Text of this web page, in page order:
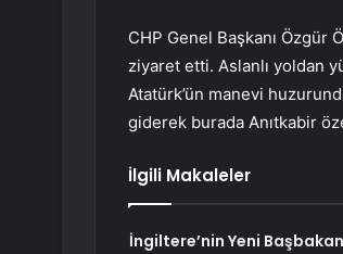
CHP Genel Başkanı Özgür
ziyaret etti. Aslanlı yoldan
Atatürk’ün manevi
giderek burada Anıtkabir
İlgili Makaleler
İngiltere’nin Yeni